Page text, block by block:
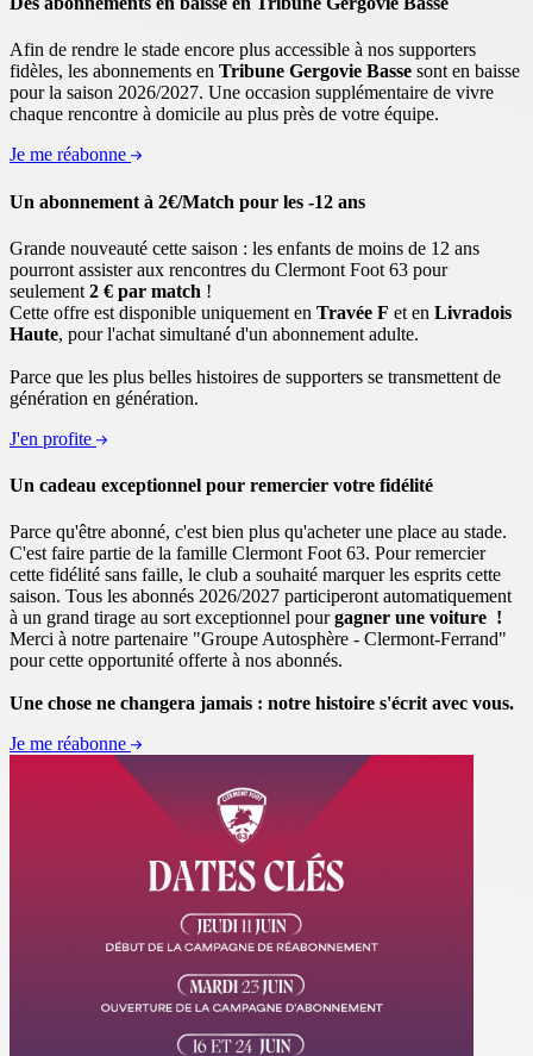
Afin de rendre le stade encore plus accessible à nos supporters
fidèles, les abonnements en Tribune Gergovie Basse sont en baisse
pour la saison 2026/2027. Une occasion supplémentaire de vivre
chaque rencontre à domicile au plus près de votre équipe.
Je me réabonne
Un abonnement à 2€/Match pour les -12 ans
Grande nouveauté cette saison : les enfants de moins de 12 ans
pourront assister aux rencontres du Clermont Foot 63 pour
seulement 2 € par match !
Cette offre est disponible uniquement en Travée F et en Livradois
Haute, pour l'achat simultané d'un abonnement adulte.
Parce que les plus belles histoires de supporters se transmettent de
génération en génération.
J'en profite
Un cadeau exceptionnel pour remercier votre fidélité
Parce qu'être abonné, c'est bien plus qu'acheter une place au stade.
C'est faire partie de la famille Clermont Foot 63. Pour remercier
cette fidélité sans faille, le club a souhaité marquer les esprits cette
saison. Tous les abonnés 2026/2027 participeront automatiquement
à un grand tirage au sort exceptionnel pourgagner une voiture !
Merci à notre partenaire "Groupe Autosphère - Clermont-Ferrand"
pour cette opportunité offerte à nos abonnés.
Une chose ne changera jamais : notre histoire s'écrit avec vous.
Je me réabonne